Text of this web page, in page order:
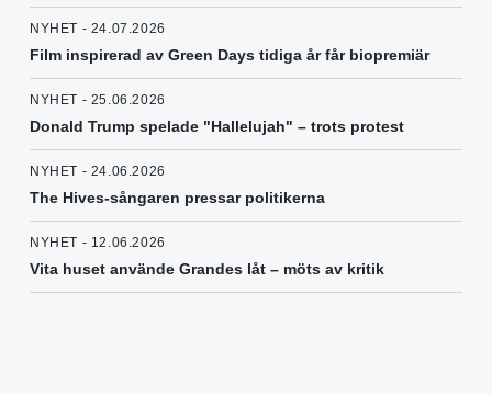
NYHET - 24.07.2026
Film inspirerad av Green Days tidiga år får biopremiär
NYHET - 25.06.2026
Donald Trump spelade "Hallelujah" – trots protest
NYHET - 24.06.2026
The Hives-sångaren pressar politikerna
NYHET - 12.06.2026
Vita huset använde Grandes låt – möts av kritik